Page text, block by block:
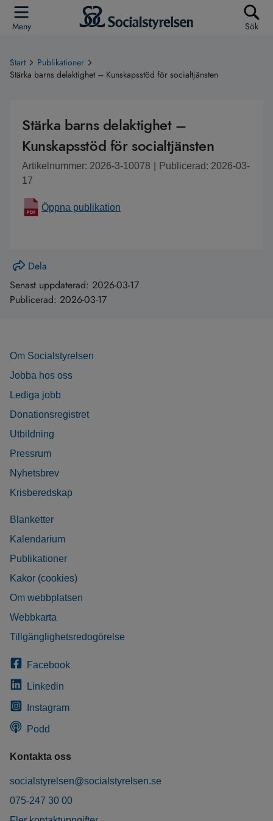
Meny Sök
Start
Publikationer
Stärka barns delaktighet – Kunskapsstöd för socialtjänsten
Stärka barns delaktighet –
Kunskapsstöd för socialtjänsten
Artikelnummer: 2026-3-10078
Publicerad: 2026-03-
17
Öppna publikation
Dela
Senast uppdaterad: 2026-03-17
Publicerad: 2026-03-17
Om Socialstyrelsen
Jobba hos oss
Lediga jobb
Donationsregistret
Utbildning
Pressrum
Nyhetsbrev
Krisberedskap
Blanketter
Kalendarium
Publikationer
Kakor (cookies)
Om webbplatsen
Webbkarta
Tillgänglighetsredogörelse
Facebook
Linkedin
Instagram
Podd
Kontakta oss
socialstyrelsen@socialstyrelsen.se
075-247 30 00